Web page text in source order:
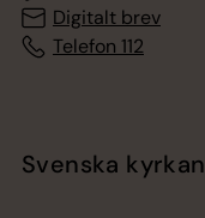
Digitalt brev
Telefon 112
Svenska kyrkan